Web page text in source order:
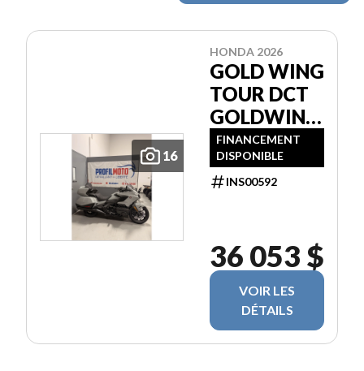
16
HONDA 2026
GOLD WING
TOUR DCT
GOLDWING
GL1800
FINANCEMENT
DISPONIBLE
INS00592
36 053 $
VOIR LES
DÉTAILS